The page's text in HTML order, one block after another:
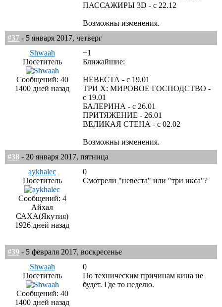
ПАССАЖИРЫ 3D - c 22.12
Возможны изменения.
#37 - 5 января 2017, четверг
Shwaah
Посетитель
Сообщений: 40
1400 дней назад
+1
Ближайшие:
НЕВЕСТА - с 19.01
ТРИ Х: МИРОВОЕ ГОСПОДСТВО -
с 19.01
БАЛЕРИНА - с 26.01
ПРИТЯЖЕНИЕ - 26.01
ВЕЛИКАЯ СТЕНА - с 02.02
Возможны изменения.
#38 - 20 января 2017, пятница
aykhalec
Посетитель
Сообщений: 4
Айхал
САХА(Якутия)
1926 дней назад
0
Смотрели "невеста" или "три икса"?
#39 - 5 февраля 2017, воскресенье
Shwaah
Посетитель
Сообщений: 40
1400 дней назад
0
По техническим причинам кина не
будет. Где то неделю.